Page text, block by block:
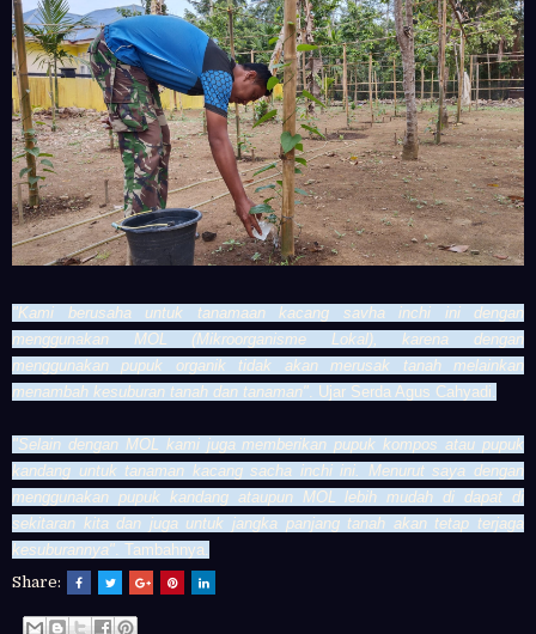
"Kami berusaha untuk tanamaan kacang savha inchi ini dengan
menggunakan MOL (Mikroorganisme Lokal), karena dengan
menggunakan pupuk organik tidak akan merusak tanah melainkan
menambah kesuburan tanah dan tanaman" . Ujar Serda Agus Cahyadi.
"Selain dengan MOL kami juga memberikan pupuk kompos atau pupuk
kandang untuk tanaman kacang sacha inchi ini. Menurut saya dengan
menggunakan pupuk kandang ataupun MOL lebih mudah di dapat di
sekitaran kita dan juga untuk jangka panjang tanah akan tetap terjaga
kesuburannya" . Tambahnya.
Share: